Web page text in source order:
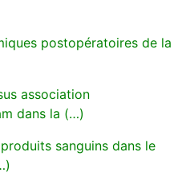
postopératoires de la
association
dans la (…)
sanguins dans le